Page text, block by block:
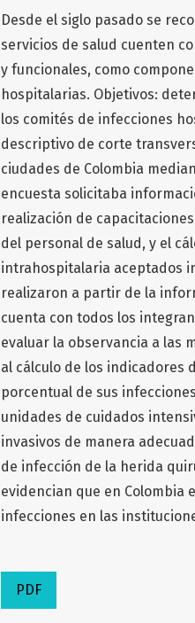
Desde el siglo pasado se
servicios de salud cuenten
y funcionales, como
hospitalarias. Objetivos:
los comités de infecciones
descriptivo de corte
ciudades de Colombia
encuesta solicitaba
realización de
del personal de salud, y el
intrahospitalaria aceptados
realizaron a partir de la
cuenta con todos los
evaluar la observancia a las
al cálculo de los indicadores
porcentual de sus
unidades de cuidados
invasivos de manera
de infección de la herida
evidencian que en Colombia
infecciones en las
PDF